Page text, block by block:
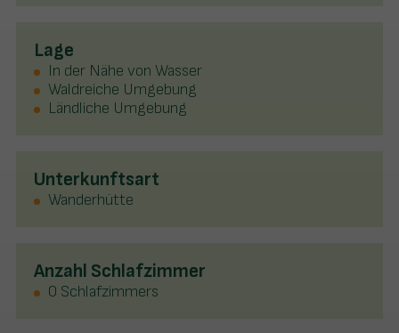
Lage
In der Nähe von Wasser
Waldreiche Umgebung
Ländliche Umgebung
Unterkunftsart
Wanderhütte
Anzahl Schlafzimmer
0 Schlafzimmers